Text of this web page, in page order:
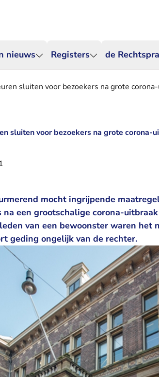
nieuws Registers de
sluiten voor bezoekers na grote
sluiten voor bezoekers na grote corona-
mocht ingrijpende
na een grootschalige corona-
van een bewoonster waren het
geding ongelijk van de rechter.